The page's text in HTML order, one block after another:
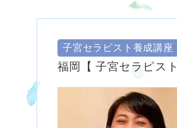
子宮セラピスト養成講座
福岡【 子宮セラピス